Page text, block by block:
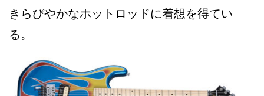
きらびやかなホットロッドに着想を得てい
る。